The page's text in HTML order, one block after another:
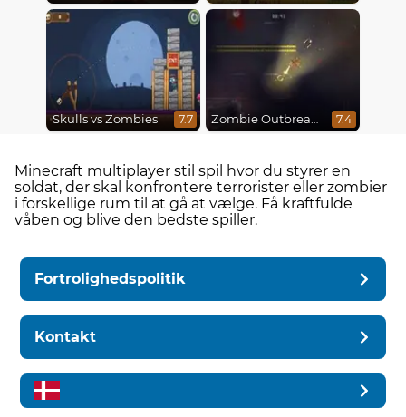
Skulls vs Zombies 7.7 Zombie Outbreak Arena 7.4
Minecraft multiplayer stil spil hvor du styrer en
soldat, der skal konfrontere terrorister eller zombier
i forskellige rum til at gå at vælge. Få kraftfulde
våben og blive den bedste spiller.
Fortrolighedspolitik
Kontakt